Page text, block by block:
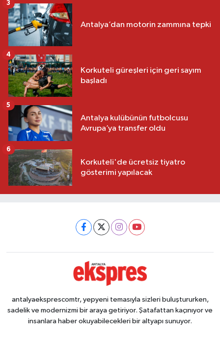
Antalya’dan motorin zammına tepki
3
Korkuteli güreşleri için geri sayım
başladı
4
Antalya kulübünün futbolcusu
Avrupa’ya transfer oldu
5
Korkuteli'de ücretsiz tiyatro
gösterimi yapılacak
6
antalyaeksprescomtr, yepyeni temasıyla sizleri buluştururken,
sadelik ve modernizmi bir araya getiriyor. Şatafattan kaçınıyor ve
insanlara haber okuyabilecekleri bir altyapı sunuyor.